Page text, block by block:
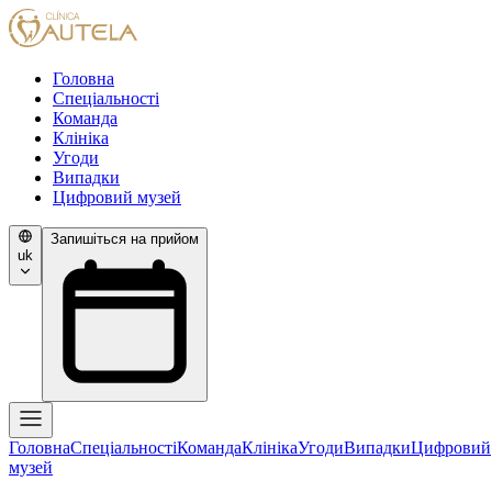
Головна
Спеціальності
Команда
Клініка
Угоди
Випадки
Цифровий музей
uk
Запишіться на прийом
ГоловнаСпеціальностіКомандаКлінікаУгодиВипадкиЦифровий
музей